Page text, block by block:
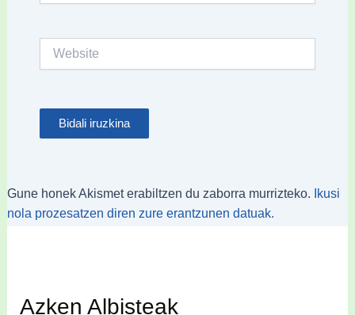
Gune honek Akismet erabiltzen du zaborra murrizteko.
Ikusi
nola prozesatzen diren zure erantzunen datuak.
Azken Albisteak